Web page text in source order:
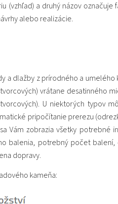
(vzhľad) a druhý názov
alebo realizácie.
a dlažby z prírodného a
vrátane desatinného
U niektorých typov
pripočítanie prerezu
Vám zobrazia všetky potrebné
balenia, potrebný počet
dopravy.
kameňa: